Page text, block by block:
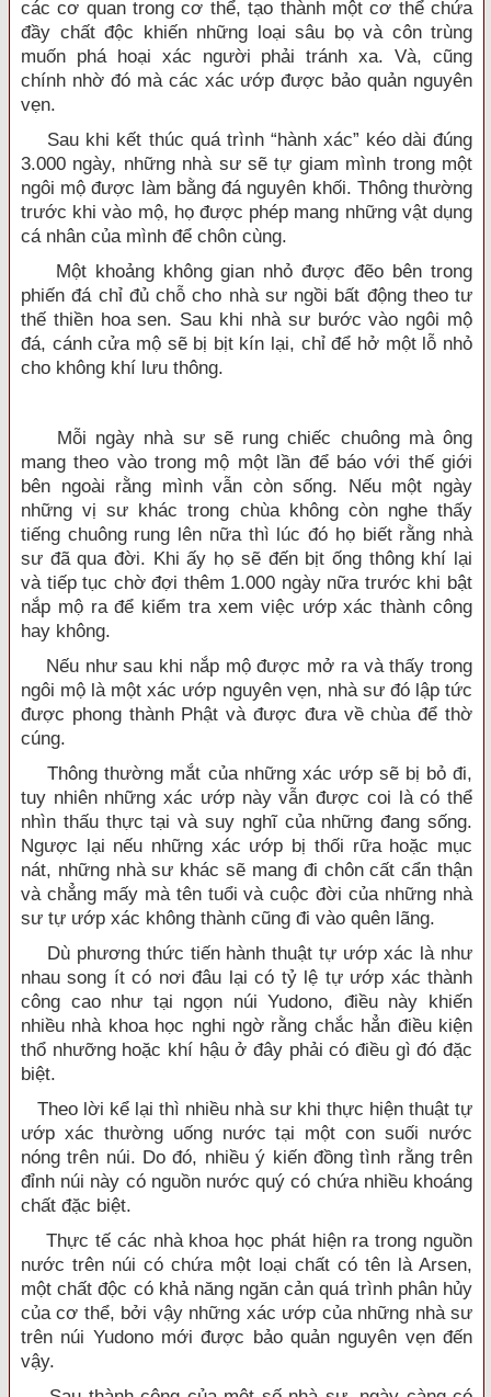
các cơ quan trong cơ thể, tạo thành một cơ thể chứa
đầy chất độc khiến những loại sâu bọ và côn trùng
muốn phá hoại xác người phải tránh xa. Và, cũng
chính nhờ đó mà các xác ướp được bảo quản nguyên
vẹn.
Sau khi kết thúc quá trình “hành xác” kéo dài đúng
3.000 ngày, những nhà sư sẽ tự giam mình trong một
ngôi mộ được làm bằng đá nguyên khối. Thông thường
trước khi vào mộ, họ được phép mang những vật dụng
cá nhân của mình để chôn cùng.
Một khoảng không gian nhỏ được đẽo bên trong
phiến đá chỉ đủ chỗ cho nhà sư ngồi bất động theo tư
thế thiền hoa sen. Sau khi nhà sư bước vào ngôi mộ
đá, cánh cửa mộ sẽ bị bịt kín lại, chỉ để hở một lỗ nhỏ
cho không khí lưu thông.
Mỗi ngày nhà sư sẽ rung chiếc chuông mà ông
mang theo vào trong mộ một lần để báo với thế giới
bên ngoài rằng mình vẫn còn sống. Nếu một ngày
những vị sư khác trong chùa không còn nghe thấy
tiếng chuông rung lên nữa thì lúc đó họ biết rằng nhà
sư đã qua đời. Khi ấy họ sẽ đến bịt ống thông khí lại
và tiếp tục chờ đợi thêm 1.000 ngày nữa trước khi bật
nắp mộ ra để kiểm tra xem việc ướp xác thành công
hay không.
Nếu như sau khi nắp mộ được mở ra và thấy trong
ngôi mộ là một xác ướp nguyên vẹn, nhà sư đó lập tức
được phong thành Phật và được đưa về chùa để thờ
cúng.
Thông thường mắt của những xác ướp sẽ bị bỏ đi,
tuy nhiên những xác ướp này vẫn được coi là có thể
nhìn thấu thực tại và suy nghĩ của những đang sống.
Ngược lại nếu những xác ướp bị thối rữa hoặc mục
nát, những nhà sư khác sẽ mang đi chôn cất cẩn thận
và chẳng mấy mà tên tuổi và cuộc đời của những nhà
sư tự ướp xác không thành cũng đi vào quên lãng.
Dù phương thức tiến hành thuật tự ướp xác là như
nhau song ít có nơi đâu lại có tỷ lệ tự ướp xác thành
công cao như tại ngọn núi Yudono, điều này khiến
nhiều nhà khoa học nghi ngờ rằng chắc hẳn điều kiện
thổ nhưỡng hoặc khí hậu ở đây phải có điều gì đó đặc
biệt.
Theo lời kể lại thì nhiều nhà sư khi thực hiện thuật tự
ướp xác thường uống nước tại một con suối nước
nóng trên núi. Do đó, nhiều ý kiến đồng tình rằng trên
đỉnh núi này có nguồn nước quý có chứa nhiều khoáng
chất đặc biệt.
Thực tế các nhà khoa học phát hiện ra trong nguồn
nước trên núi có chứa một loại chất có tên là Arsen,
một chất độc có khả năng ngăn cản quá trình phân hủy
của cơ thể, bởi vậy những xác ướp của những nhà sư
trên núi Yudono mới được bảo quản nguyên vẹn đến
vậy.